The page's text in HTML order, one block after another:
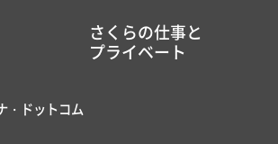
さくらの仕事と
プライベート
・ドットコム